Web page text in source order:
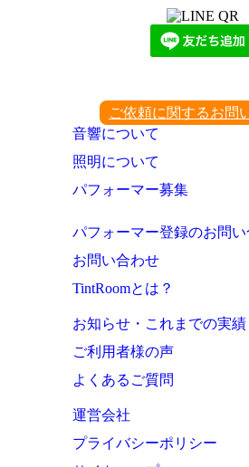
ご依頼に関するお問
音響について
照明について
パフォーマー募集
パフォーマー登録のお問
お問い合わせ
TintRoomとは？
お知らせ・これまでの実績
ご利用者様の声
よくあるご質問
運営会社
プライバシーポリシー